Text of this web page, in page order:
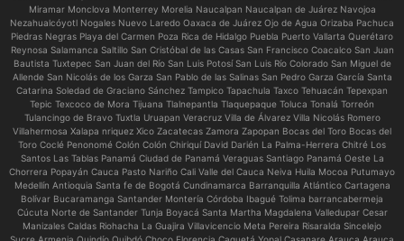
Miramar Monclova Monterrey Morelia Naucalpan Naucalpan de Juárez Navojoa
Nezahualcóyotl Nogales Nuevo Laredo Oaxaca de Juárez Ojo de Agua Orizaba Pachuca
Piedras Negras Playa del Carmen Poza Rica de Hidalgo Puebla Puerto Vallarta Querétaro
Reynosa Salamanca Saltillo San Cristóbal de las Casas San Francisco Coacalco San Juan
Bautista Tuxtepec San Juan del Río San Luis Potosí San Luis Río Colorado San Miguel de
Allende San Nicolás de los Garza San Pablo de las Salinas San Pedro Garza García Santa
Catarina Soledad de Graciano Sánchez Tampico Tapachula Taxco Tehuacán Tepexpan
Tepic Texcoco de Mora Tijuana Tlalnepantla Tlaquepaque Toluca Tonalá Torreón
Tulancingo de Bravo Tuxtla Uruapan Veracruz Villa de Álvarez Villa Nicolás Romero
Villahermosa Xalapa nriquez Xico Zacatecas Zamora Zapopan Bocas del Toro Bocas del
Toro Coclé Penonomé Colón Colón Chiriquí David Darién La Palma-Herrera Chitré Los
Santos Las Tablas Panamá Ciudad de Panamá Veraguas Santiago Panamá Oeste La
Chorrera Popayán Cauca Pasto Nariño Cali Valle del Cauca Neiva Huila Mocoa Putumayo
Medellín Antioquia Santa fe de Bogotá Cundinamarca Barranquilla Atlántico Cartagena
Bolívar Bucaramanga Santander Montería Córdoba Ibagué Tolima barrancabermeja
Cúcuta Norte de Santander Tunja Boyacá Santa Martha Magdalena Valledupar Cesar
Manizales Caldas Riohacha La Guajira Villavicencio Meta Pereira Risaralda Sincelejo